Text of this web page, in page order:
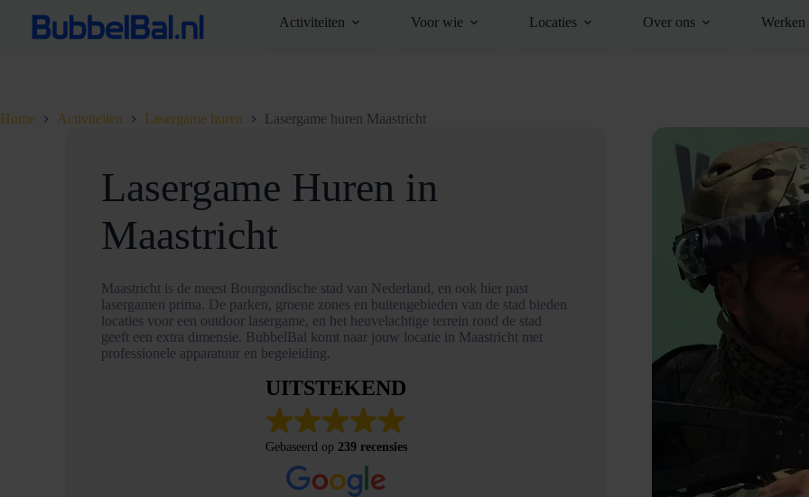
Activiteiten Voor wie Locaties Over ons Werken
Home Activiteiten Lasergame huren Lasergame huren Maastricht
Lasergame Huren in
Maastricht
Maastricht is de meest Bourgondische stad van Nederland, en ook hier past
lasergamen prima. De parken, groene zones en buitengebieden van de stad bieden
locaties voor een outdoor lasergame, en het heuvelachtige terrein rond de stad
geeft een extra dimensie. BubbelBal komt naar jouw locatie in Maastricht met
professionele apparatuur en begeleiding.
UITSTEKEND
Gebaseerd op 239 recensies